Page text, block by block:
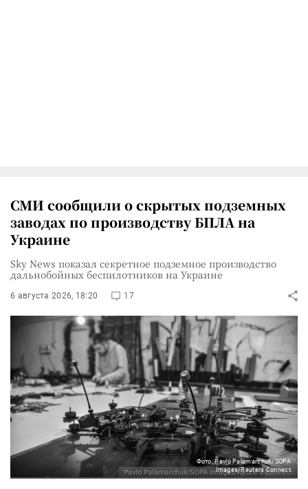
СМИ сообщили о скрытых подземных
заводах по производству БПЛА на
Украине
Sky News показал секретное подземное производство
дальнобойных беспилотников на Украине
6 августа 2026, 18:20 17
Фото: Pavlo Palamarchuk/SOPA
Images/Reuters Connect